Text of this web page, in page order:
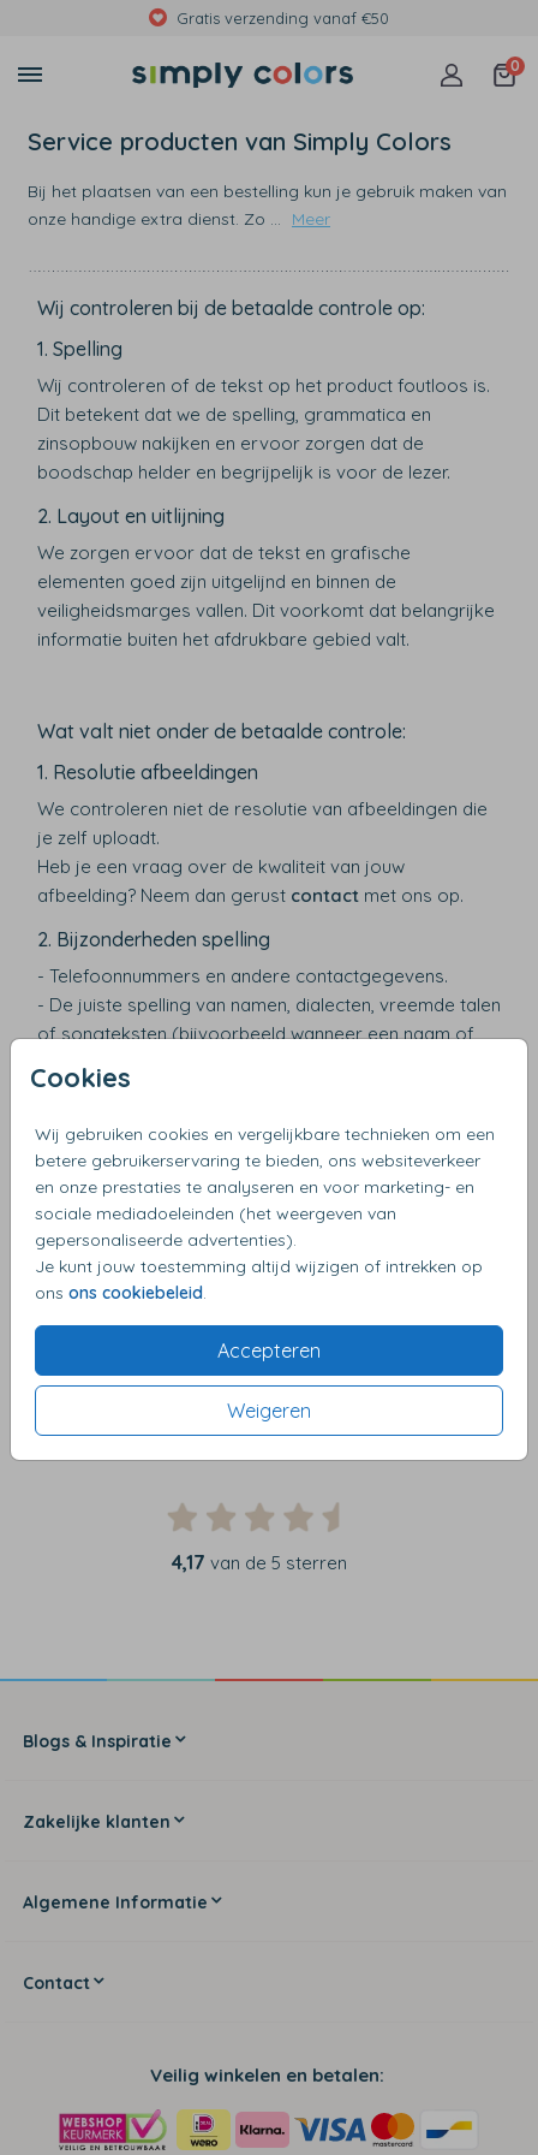
Gratis verzending vanaf €50
0
Cookies
Wij gebruiken cookies en vergelijkbare technieken om een
betere gebruikerservaring te bieden, ons websiteverkeer
en onze prestaties te analyseren en voor marketing- en
sociale mediadoeleinden (het weergeven van
gepersonaliseerde advertenties).
Je kunt jouw toestemming altijd wijzigen of intrekken op
ons ons cookiebeleid
Accepteren
Weigeren
Service producten van Simply Colors
Bij het plaatsen van een bestelling kun je gebruik maken van
onze handige extra dienst. Zo ... Meer
Wij controleren bij de betaalde controle op:
1. Spelling
Wij controleren of de tekst op het product foutloos is.
Dit betekent dat we de spelling, grammatica en
zinsopbouw nakijken en ervoor zorgen dat de
boodschap helder en begrijpelijk is voor de lezer.
2. Layout en uitlijning
We zorgen ervoor dat de tekst en grafische
elementen goed zijn uitgelijnd en binnen de
veiligheidsmarges vallen. Dit voorkomt dat belangrijke
informatie buiten het afdrukbare gebied valt.
Wat valt niet onder de betaalde controle:
1. Resolutie afbeeldingen
We controleren niet de resolutie van afbeeldingen die
je zelf uploadt.
Heb je een vraag over de kwaliteit van jouw
afbeelding? Neem dan gerust contact met ons op.
2. Bijzonderheden spelling
- Telefoonnummers en andere contactgegevens.
- De juiste spelling van namen, dialecten, vreemde talen
of songteksten (bijvoorbeeld wanneer een naam of
tekst bewust anders is gespeld).
Belangrijk om te weten:
Controleer alle details van je bestelling zorgvuldig
voordat je de betaalde controle aanvraagt. Deze
controle heeft alleen betrekking op de hierboven
genoemde punten.
contact met ons op – we helpen je graag verder!
4,17 van de 5 sterren
Blogs & Inspiratie
Zakelijke klanten
Algemene Informatie
Contact
Veilig winkelen en betalen: